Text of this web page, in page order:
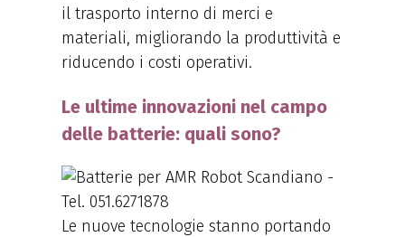
il trasporto interno di merci e
materiali, migliorando la produttività e
riducendo i costi operativi.
Le ultime innovazioni nel campo
delle batterie: quali sono?
Le nuove tecnologie stanno portando